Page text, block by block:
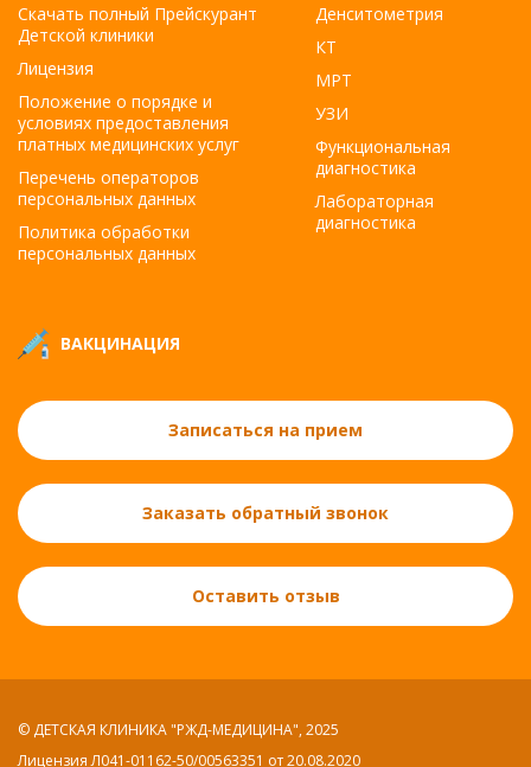
Скачать полный Прейскурант
Детской клиники
Лицензия
Положение о порядке и
условиях предоставления
платных медицинских услуг
Перечень операторов
персональных данных
Политика обработки
персональных данных
ВАКЦИНАЦИЯ
Денситометрия
КТ
МРТ
УЗИ
Функциональная
диагностика
Лабораторная
диагностика
Записаться на прием
Заказать обратный звонок
Оставить отзыв
© ДЕТСКАЯ КЛИНИКА "РЖД-МЕДИЦИНА", 2025
Лицензия Л041-01162-50/00563351 от 20.08.2020